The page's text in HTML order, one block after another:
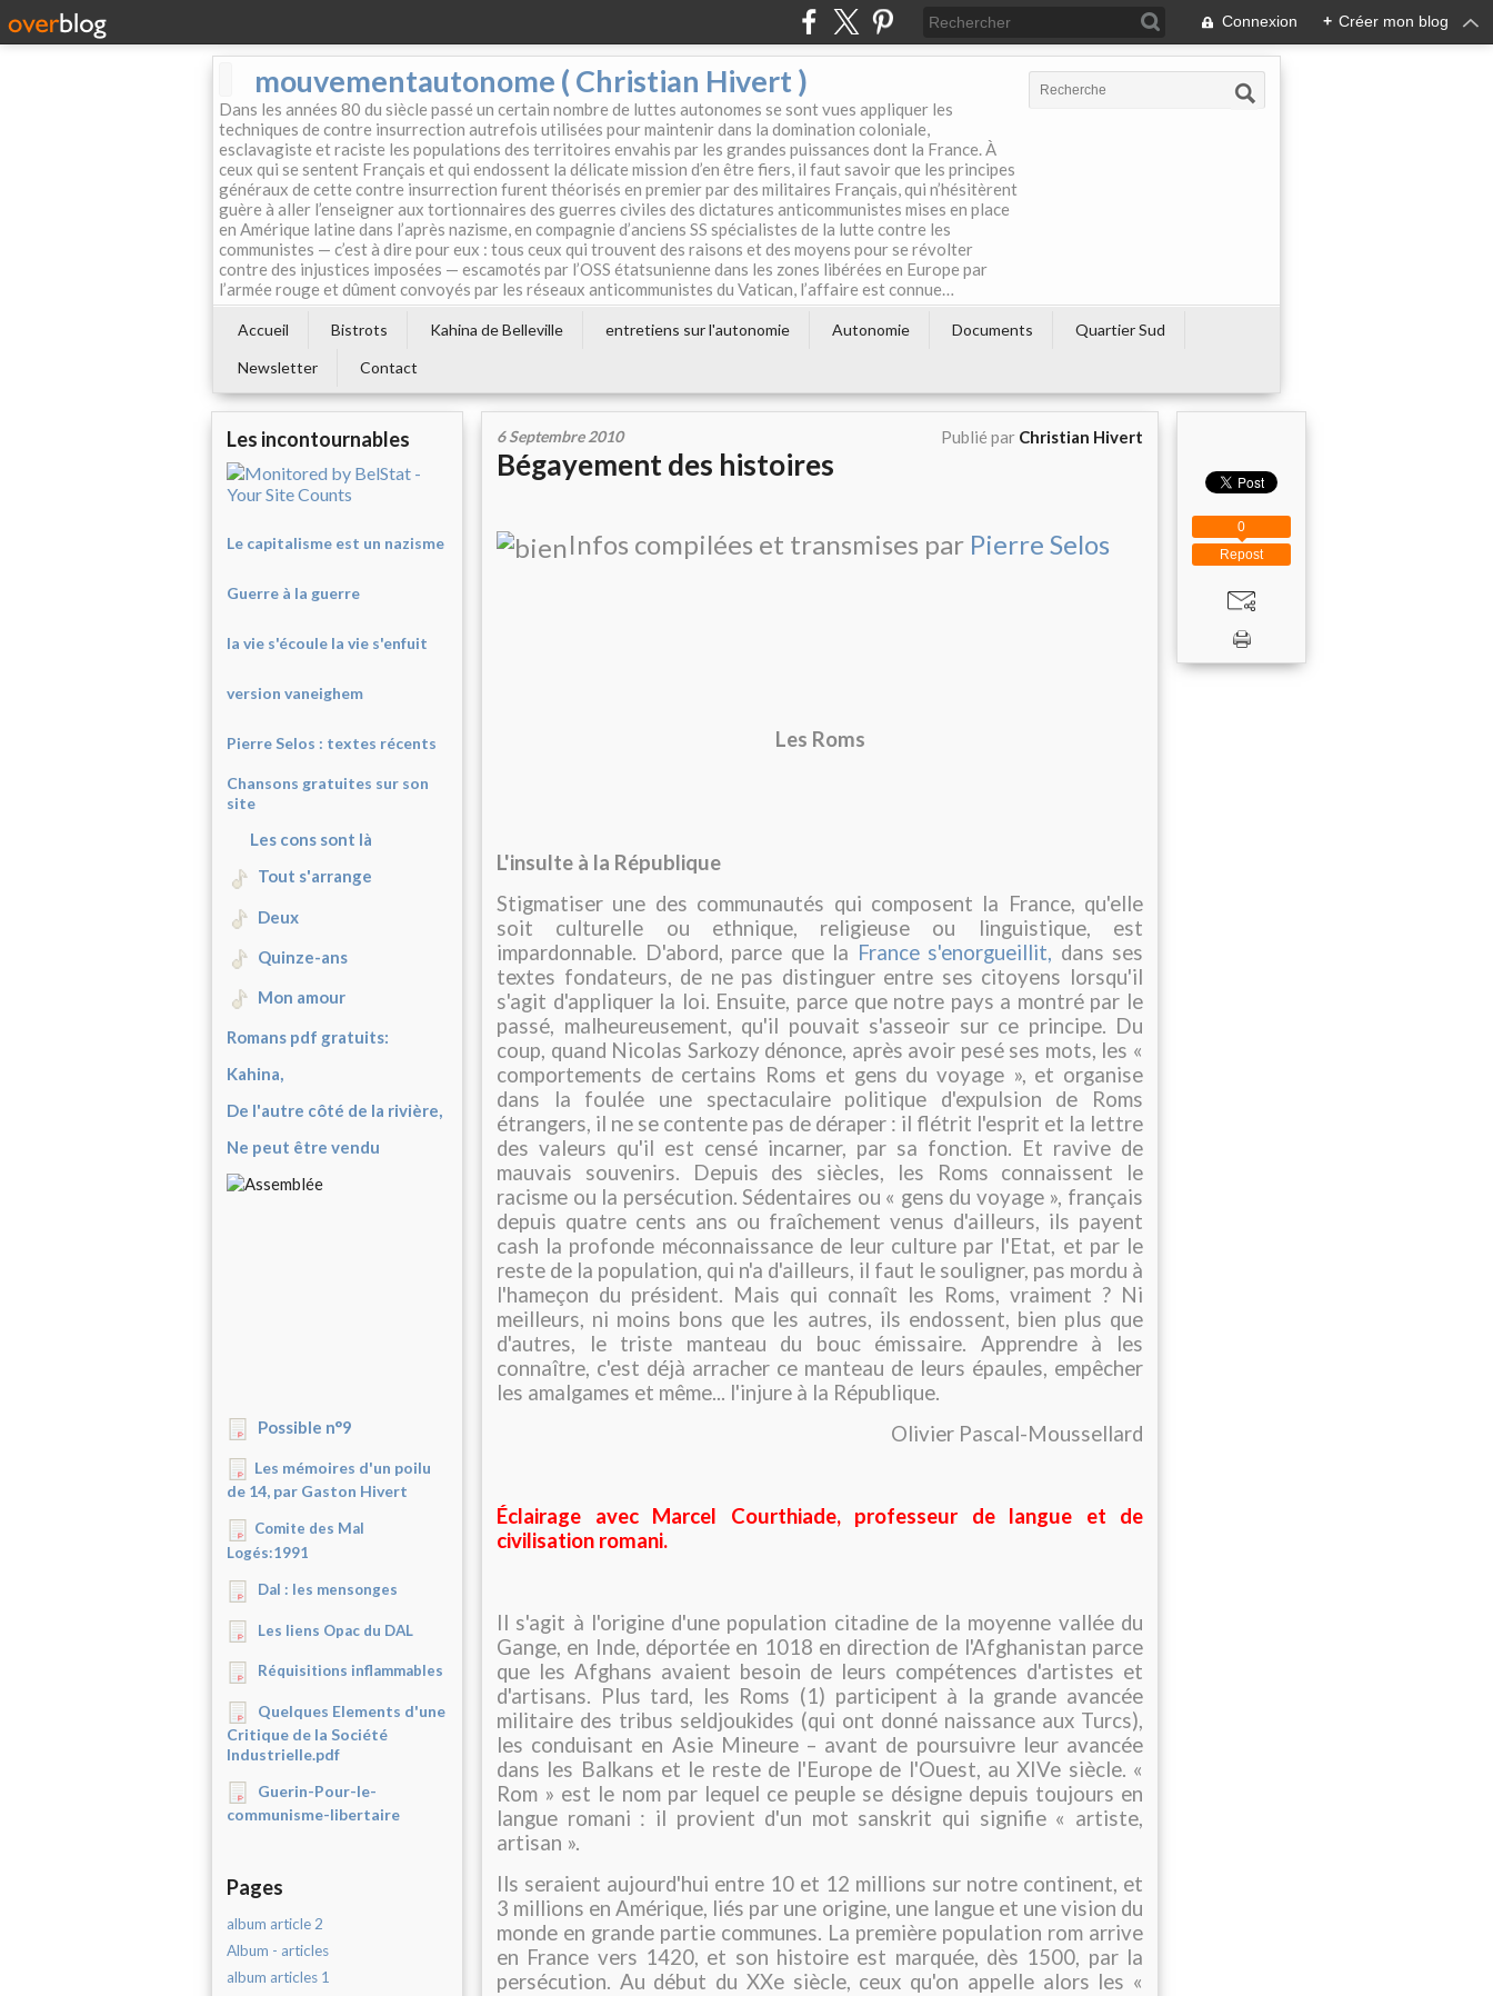
Connexion + Créer mon blog
mouvementautonome ( Christian Hivert )
Dans les années 80 du siècle passé un certain nombre de luttes autonomes se sont vues appliquer les
techniques de contre insurrection autrefois utilisées pour maintenir dans la domination coloniale,
esclavagiste et raciste les populations des territoires envahis par les grandes puissances dont la France. À
ceux qui se sentent Français et qui endossent la délicate mission d’en être fiers, il faut savoir que les principes
généraux de cette contre insurrection furent théorisés en premier par des militaires Français, qui n’hésitèrent
guère à aller l’enseigner aux tortionnaires des guerres civiles des dictatures anticommunistes mises en place
en Amérique latine dans l’après nazisme, en compagnie d’anciens SS spécialistes de la lutte contre les
communistes — c’est à dire pour eux : tous ceux qui trouvent des raisons et des moyens pour se révolter
contre des injustices imposées — escamotés par l’OSS étatsunienne dans les zones libérées en Europe par
l’armée rouge et dûment convoyés par les réseaux anticommunistes du Vatican, l’affaire est connue…
Accueil Bistrots Kahina de Belleville entretiens sur l'autonomie Autonomie Documents
Quartier Sud
Newsletter
Contact
Les incontournables
Le capitalisme est un nazisme
Guerre à la guerre
la vie s'écoule la vie s'enfuit
version vaneighem
Pierre Selos : textes récents
Chansons gratuites sur son
site
Les cons sont là
Tout s'arrange
Deux
Quinze-ans
Mon amour
Romans pdf gratuits:
Kahina,
De l'autre côté de la rivière,
Ne peut être vendu
Possible n°9
Les mémoires d'un poilu
de 14, par Gaston Hivert
Comite des Mal
Logés:1991
Dal : les mensonges
Les liens Opac du DAL
Réquisitions inflammables
Quelques Elements d'une
Critique de la Société
Industrielle.pdf
Guerin-Pour-le-
communisme-libertaire
Pages
album article 2
Album - articles
album articles 1
6 Septembre 2010 Publié par Christian Hivert
Bégayement des histoires
Infos compilées et transmises par Pierre Selos
Les Roms
L'insulte à la République
Stigmatiser une des communautés qui composent la France, qu'elle
soit culturelle ou ethnique, religieuse ou linguistique, est
impardonnable. D'abord, parce que la France s'enorgueillit, dans ses
textes fondateurs, de ne pas distinguer entre ses citoyens lorsqu'il
s'agit d'appliquer la loi. Ensuite, parce que notre pays a montré par le
passé, malheureusement, qu'il pouvait s'asseoir sur ce principe. Du
coup, quand Nicolas Sarkozy dénonce, après avoir pesé ses mots, les «
comportements de certains Roms et gens du voyage », et organise
dans la foulée une spectaculaire politique d'expulsion de Roms
étrangers, il ne se contente pas de déraper : il flétrit l'esprit et la lettre
des valeurs qu'il est censé incarner, par sa fonction. Et ravive de
mauvais souvenirs. Depuis des siècles, les Roms connaissent le
racisme ou la persécution. Sédentaires ou « gens du voyage », français
depuis quatre cents ans ou fraîchement venus d'ailleurs, ils payent
cash la profonde méconnaissance de leur culture par l'Etat, et par le
reste de la population, qui n'a d'ailleurs, il faut le souligner, pas mordu à
l'hameçon du président. Mais qui connaît les Roms, vraiment ? Ni
meilleurs, ni moins bons que les autres, ils endossent, bien plus que
d'autres, le triste manteau du bouc émissaire. Apprendre à les
connaître, c'est déjà arracher ce manteau de leurs épaules, empêcher
les amalgames et même... l'injure à la République.
Olivier Pascal-Moussellard
Éclairage avec Marcel Courthiade, professeur de langue et de
civilisation romani.
Il s'agit à l'origine d'une population citadine de la moyenne vallée du
Gange, en Inde, déportée en 1018 en direction de l'Afghanistan parce
que les Afghans avaient besoin de leurs compétences d'artistes et
d'artisans. Plus tard, les Roms (1) participent à la grande avancée
militaire des tribus seldjoukides (qui ont donné naissance aux Turcs),
les conduisant en Asie Mineure – avant de poursuivre leur avancée
dans les Balkans et le reste de l'Europe de l'Ouest, au XIVe siècle. «
Rom » est le nom par lequel ce peuple se désigne depuis toujours en
langue romani : il provient d'un mot sanskrit qui signifie « artiste,
artisan ».
Ils seraient aujourd'hui entre 10 et 12 millions sur notre continent, et
3 millions en Amérique, liés par une origine, une langue et une vision du
monde en grande partie communes. La première population rom arrive
en France vers 1420, et son histoire est marquée, dès 1500, par la
persécution. Au début du XXe siècle, ceux qu'on appelle alors les «
Repost
0